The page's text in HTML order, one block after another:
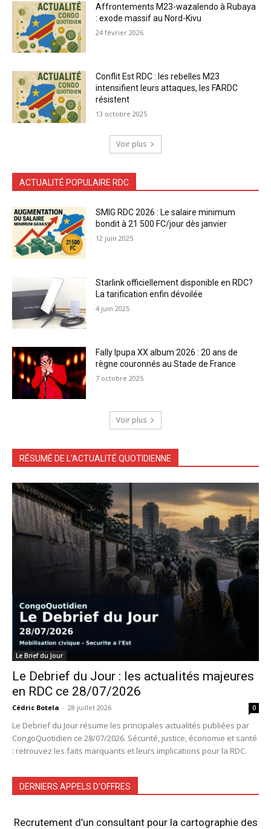
Affrontements M23-wazalendo à Rubaya
: exode massif au Nord-Kivu
24 février 2026
Conflit Est RDC : les rebelles M23
intensifient leurs attaques, les FARDC
résistent
13 octobre 2025
Voir plus
ACTUALITÉ POPULAIRE RDC
SMIG RDC 2026 : Le salaire minimum
bondit à 21 500 FC/jour dès janvier
12 juin 2025
Starlink officiellement disponible en RDC?
La tarification enfin dévoilée
4 juin 2025
Fally Ipupa XX album 2026 : 20 ans de
règne couronnés au Stade de France
7 octobre 2025
Voir plus
RÉSUMÉ DE L'ACTUALITÉ QUOTIDIENNE
Le Brief du Jour
Le Debrief du Jour : les actualités majeures
en RDC ce 28/07/2026
Cédric Botela - 28 juillet 2026 0
Le Debrief du Jour résume les principales actualités publiées par
CongoQuotidien ce 28/07/2026. Sécurité, justice, économie et santé
: retrouvez les faits marquants et leurs implications pour la RDC.
DERNIERS APPELS D'OFFRES
Recrutement d’un consultant pour la cartographie des